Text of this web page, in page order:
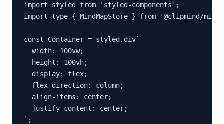
import styled from 'styled-components';
import type { MindMapStore } from '@clipmind/
const Container = styled.div`
  width: 100vw;
  height: 100vh;
  display: flex;
  flex-direction: column;
  align-items: center;
  justify-content: center;
`;